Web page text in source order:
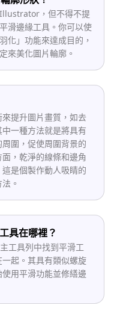
，但不得不提
滑邊緣工具。你可以使
化」功能來達成目的，
來美化圖片輪廓。
提升圖片畫質，如去
一種方法就是將具有
圍，促使周圍背景的
，乾淨的線條和邊角
是個製作動人吸睛的
。
具在哪裡？
工具列中找到平滑工
起。其具有類似螺旋
用平滑功能並修繕邊